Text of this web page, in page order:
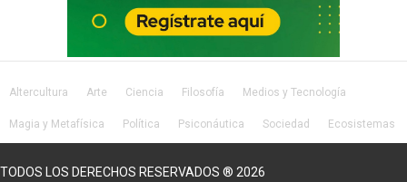
Altercultura Arte Ciencia Filosofía Medios y Tecnología
Magia y Metafísica Política Psiconáutica Sociedad Ecosistemas
TODOS LOS DERECHOS RESERVADOS ® 2026